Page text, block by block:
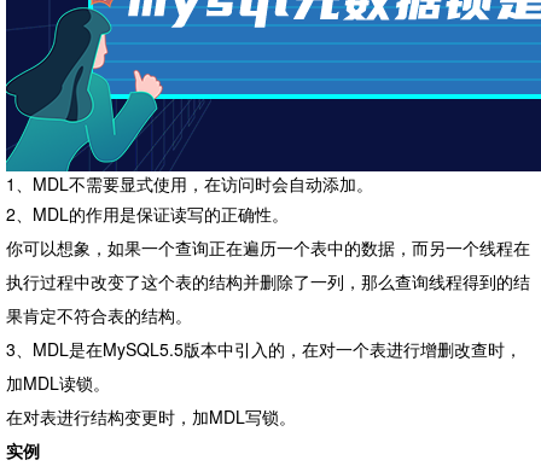
1、MDL不需要显式使用，在访问时会自动添加。
2、MDL的作用是保证读写的正确性。
你可以想象，如果一个查询正在遍历一个表中的数据，而另一个线程在
执行过程中改变了这个表的结构并删除了一列，那么查询线程得到的结
果肯定不符合表的结构。
3、MDL是在MySQL5.5版本中引入的，在对一个表进行增删改查时，
加MDL读锁。
在对表进行结构变更时，加MDL写锁。
实例